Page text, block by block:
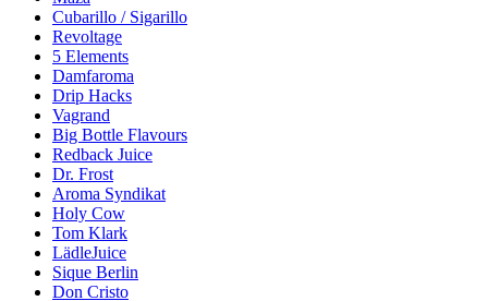
Cubarillo / Sigarillo
Revoltage
5 Elements
Damfaroma
Drip Hacks
Vagrand
Big Bottle Flavours
Redback Juice
Dr. Frost
Aroma Syndikat
Holy Cow
Tom Klark
LädleJuice
Sique Berlin
Don Cristo